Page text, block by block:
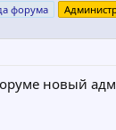
форума
новый